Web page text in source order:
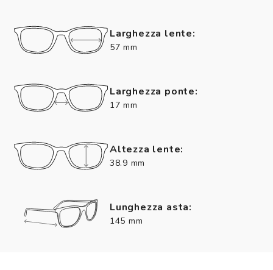
Larghezza lente:
57 mm
Larghezza ponte:
17 mm
Altezza lente:
38.9 mm
Lunghezza asta:
145 mm